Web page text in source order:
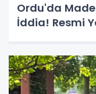
Ordu'da
İddia! Resmi